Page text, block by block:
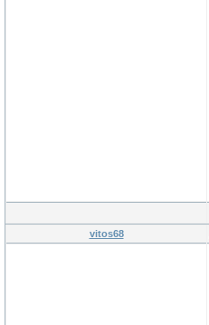
vitos68